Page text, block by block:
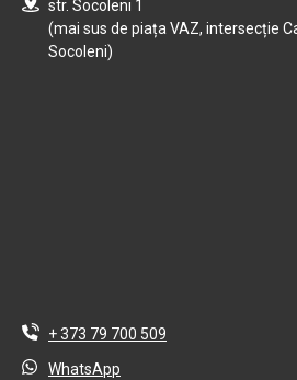
str. Socoleni 1
(mai sus de piața VAZ, intersecție
Socoleni)
+ 373 79 700 509
WhatsApp